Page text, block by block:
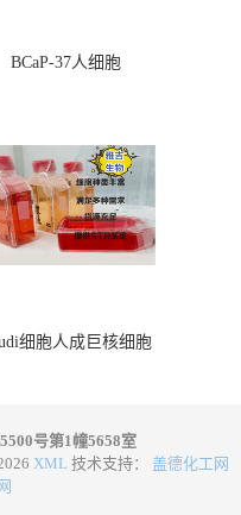
BCaP-37人细胞
细胞人成巨核细胞
号第1幢5658室
XML 技术支持： 盖德化工网